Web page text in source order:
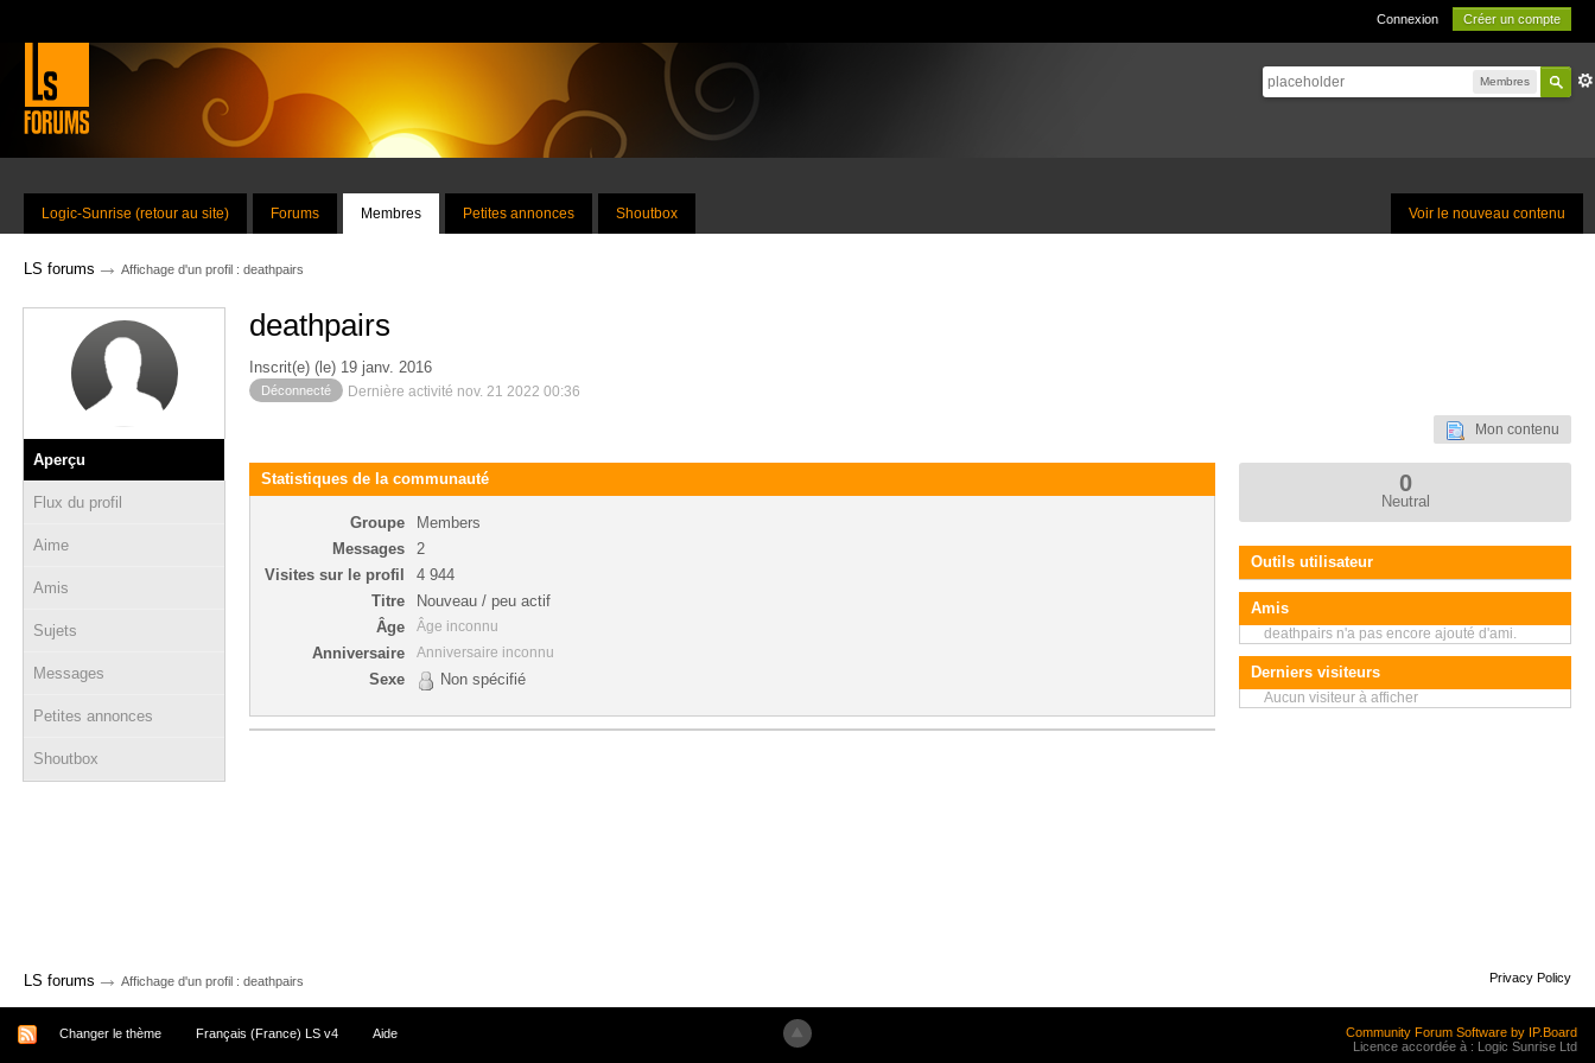
Connexion Créer un compte
Membres
Voir le nouveau contenu
Logic-Sunrise (retour au site) Forums Membres Petites annonces Shoutbox
LS forums → Affichage d'un profil : deathpairs
Aperçu
Flux du profil
Aime
Amis
Sujets
Messages
Petites annonces
Shoutbox
deathpairs
Inscrit(e) (le) 19 janv. 2016
Déconnecté Dernière activité nov. 21 2022 00:36
Mon contenu
Statistiques de la communauté
Groupe
Members
Messages
2
Visites sur le profil
4 944
Titre
Nouveau / peu actif
Âge
Âge inconnu
Anniversaire Anniversaire inconnu
Sexe Non spécifié
0
Neutral
Outils utilisateur
Amis
deathpairs n'a pas encore ajouté d'ami.
Derniers visiteurs
Aucun visiteur à afficher
LS forums → Affichage d'un profil : deathpairs Privacy Policy
Changer le thème Français (France) LS v4 Aide
Community Forum Software by IP.Board
Licence accordée à : Logic Sunrise Ltd